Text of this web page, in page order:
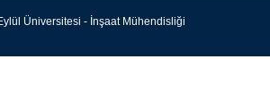
Üniversitesi - İnşaat Mühendisliği